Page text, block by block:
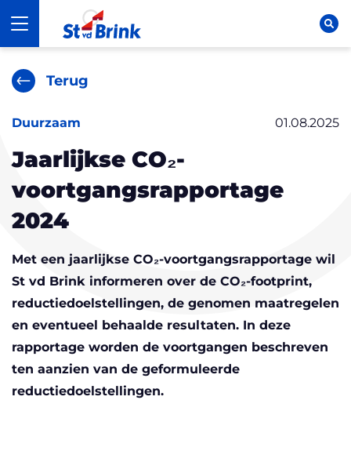
Ga naar content
Open navigatie
St vd Brink
Terug
Duurzaam 01.08.2025
Jaarlijkse CO₂-
voortgangsrapportage
2024
Met een jaarlijkse CO₂-voortgangsrapportage wil
St vd Brink informeren over de CO₂-footprint,
reductiedoelstellingen, de genomen maatregelen
en eventueel behaalde resultaten. In deze
rapportage worden de voortgangen beschreven
ten aanzien van de geformuleerde
reductiedoelstellingen.